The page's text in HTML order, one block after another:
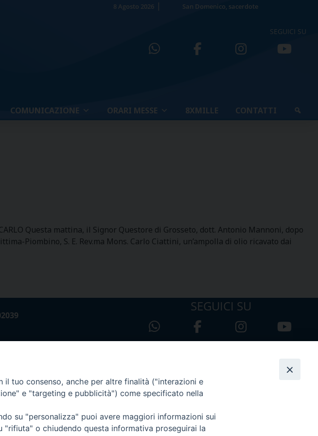
8 Agosto 2026 San Domenico, sacerdote
SEGUICI SU
COMUNICAZIONE ORARI MESSE 8XMILLE CONTATTI
CARLO Questa mattina, il Signor Questore di Grosseto, dott. Antonio Mannoni, dopo
Piombino, S. E. Rev.ma Mons. Carlo Ciattini, un’ampolla di olio ricavato dai
SEGUICI SU
tuo consenso, anche per altre finalità ("interazioni e
e "targeting e pubblicità") come specificato nella
su "personalizza" puoi avere maggiori informazioni sui
o chiudendo questa informativa proseguirai la